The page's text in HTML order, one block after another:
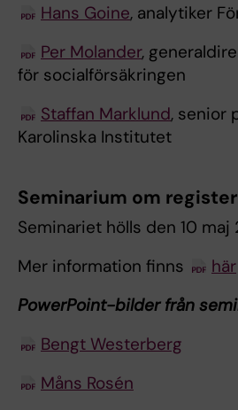
Hans Goine, analytiker
Per Molander,
för socialförsäkringen
Staffan Marklund, senior
Karolinska Institutet
Seminarium om
Seminariet hölls den 10 maj
Mer information finns
här
PowerPoint-bilder från
Bengt Westerberg
Måns Rosén